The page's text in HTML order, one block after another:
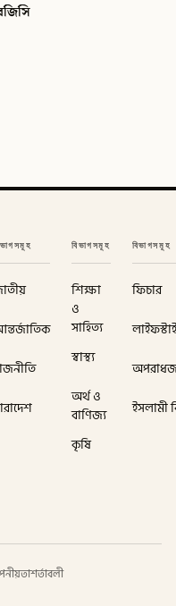
বিভাগসমূহ
শিক্ষা
ও
সাহিত্য
স্বাস্থ্য
অর্থ ও
বাণিজ্য
কৃষি
বিভাগসমূহ
ফিচার
ইসলামী
শর্তাবলী